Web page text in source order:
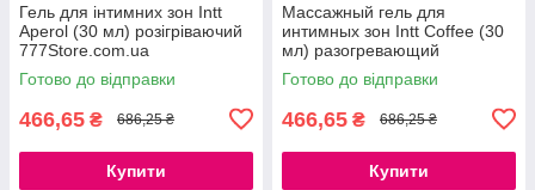
Гель для інтимних зон Intt
Aperol (30 мл) розігріваючий
777Store.com.ua
Готово до відправки
466,65 ₴ 686,25 ₴
Купити
Массажный гель для
интимных зон Intt Coffee (30
мл) разогревающий
777Store.com.ua
Готово до відправки
466,65 ₴ 686,25 ₴
Купити